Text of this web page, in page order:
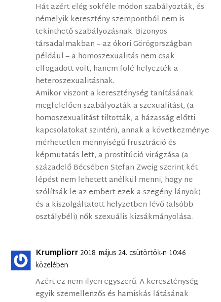
Hát azért elég sokféle módon szabályozták, és
némelyik keresztény szempontból nem is
tekinthető szabályozásnak. Bizonyos
társadalmakban – az ókori Görögországban
például – a homoszexualitás nem csak
elfogadott volt, hanem fölé helyezték a
heteroszexualitásnak.
Amikor viszont a kereszténység tanításának
megfelelően szabályozták a szexualitást, (a
homoszexualitást tiltották, a házasság előtti
kapcsolatokat szintén), annak a következménye
mérhetetlen mennyiségű frusztráció és
képmutatás lett, a prostitúció virágzása (a
századelő Bécsében Stefan Zweig szerint két
lépést nem lehetett anélkül menni, hogy ne
szólítsák le az embert ezek a szegény lányok)
és a kiszolgáltatott helyzetben lévő (alsóbb
osztálybéli) nők szexuális kizsákmányolása.
Krumpliorr 2018. május 24. csütörtök-n 10:46
közelében
Azért ez nem ilyen egyszerű. A kereszténység
egyik szemellenzős és hamiskás látásának